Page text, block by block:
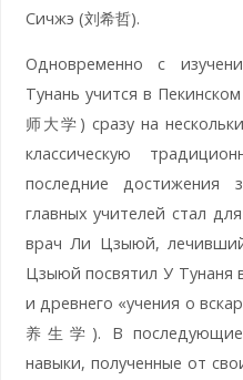
Сичжэ (刘希哲).
Одновременно с
Тунань учится в
师大学) сразу на
классическую
последние достижения
главных учителей стал
врач Ли Цзыюй,
Цзыюй посвятил У Тунаня
и древнего «учения о
养生学). В
навыки, полученные от